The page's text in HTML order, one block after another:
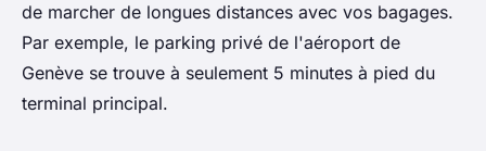
de marcher de longues distances avec vos bagages.
Par exemple, le parking privé de l'aéroport de
Genève se trouve à seulement 5 minutes à pied du
terminal principal.